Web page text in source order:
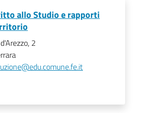
allo Studio e rapporti
2